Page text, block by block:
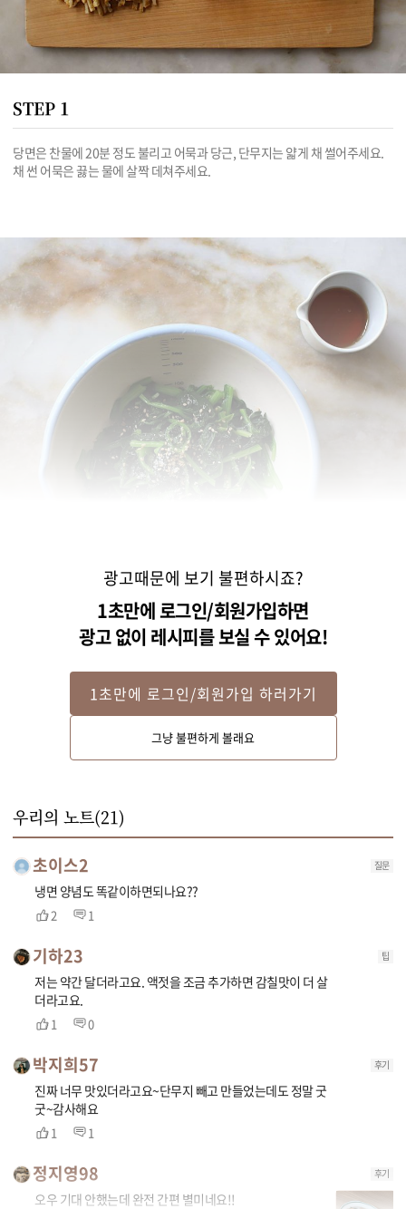
STEP 1
당면은 찬물에 20분 정도 불리고 어묵과 당근, 단무지는 얇게 채 썰어주세요.
채 썬 어묵은 끓는 물에 살짝 데쳐주세요.
손질해서 씻은 시금치는 끓는 물에 약간의 소금을 넣고 데친 다음 찬물에 헹궈
주세요. 시금치의 물기를 제거한 후 먹기 좋은 크기로 자르고 약간의 소금, 참
기름, 깨소금으로 밑간을 해주세요.
광고때문에 보기 불편하시죠?
1초만에 로그인/회원가입하면
광고 없이 레시피를 보실 수 있어요!
1초만에 로그인/회원가입 하러가기
그냥 불편하게 볼래요
우리의 노트(21)
초이스2 질문
냉면 양념도 똑같이하면되나요??
2 1
기하23 팁
저는 약간 달더라고요. 액젓을 조금 추가하면 감칠맛이 더 살
더라고요.
1 0
박지희57 후기
진짜 너무 맛있더라고요~단무지 빼고 만들었는데도 정말 굿
굿~감사해요
1 1
정지영98 후기
오우 기대 안했는데 완전 간편 별미네요!!